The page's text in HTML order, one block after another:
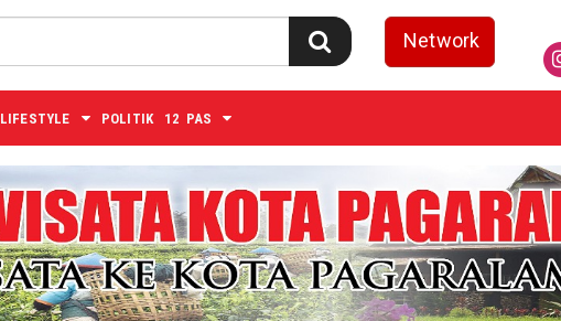
Network
LIFESTYLE POLITIK 12 PAS